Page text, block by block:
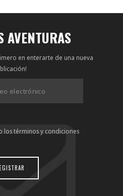
AVENTURAS
en enterarte de una nueva
los términos y condiciones